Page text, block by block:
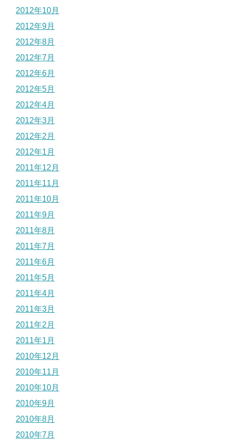
2012年10月
2012年9月
2012年8月
2012年7月
2012年6月
2012年5月
2012年4月
2012年3月
2012年2月
2012年1月
2011年12月
2011年11月
2011年10月
2011年9月
2011年8月
2011年7月
2011年6月
2011年5月
2011年4月
2011年3月
2011年2月
2011年1月
2010年12月
2010年11月
2010年10月
2010年9月
2010年8月
2010年7月